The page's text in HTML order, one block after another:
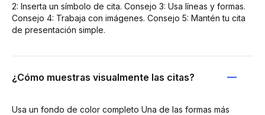
2: Inserta un símbolo de cita. Consejo 3: Usa líneas y formas.
Consejo 4: Trabaja con imágenes. Consejo 5: Mantén tu cita
de presentación simple.
¿Cómo muestras visualmente las citas?
Usa un fondo de color completo Una de las formas más